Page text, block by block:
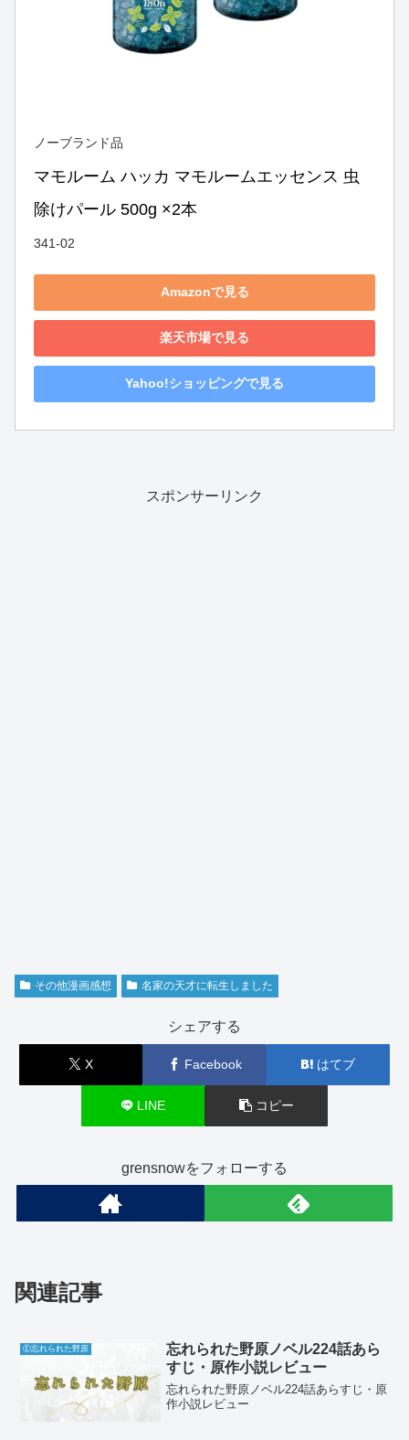
ノーブランド品
マモルーム ハッカ マモルームエッセンス 虫
除けパール 500g ×2本
341-02
Amazonで見る
楽天市場で見る
Yahoo!ショッピングで見る
スポンサーリンク
その他漫画感想 名家の天才に転生しました
シェアする
X Facebook はてブ
LINE コピー
grensnowをフォローする
関連記事
Ⓔ忘れられた野原
忘れられた野原ノベル224話あら
すじ・原作小説レビュー
忘れられた野原ノベル224話あらすじ・原
作小説レビュー